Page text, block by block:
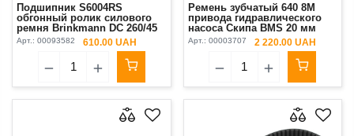
Подшипник S6004RS
обгонный ролик силового
ремня Brinkmann DC 260/45
EB 450/550
Арт.: 00093582 610.00 UAH
Ремень зубчатый 640 8M
привода гидравлического
насоса Скипа BMS 20 мм
Арт.: 00003707 2 220.00 UAH